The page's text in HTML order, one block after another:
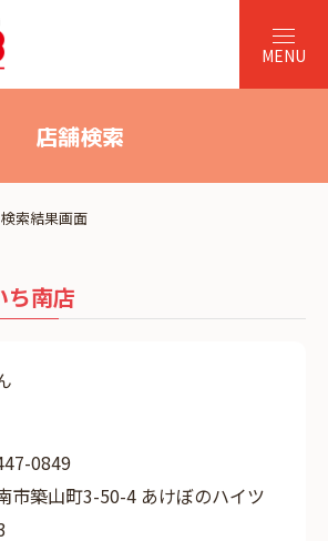
店舗検索
検索結果画面
ち南店
0849
市築山町3-50-4 あけぼのハイツ